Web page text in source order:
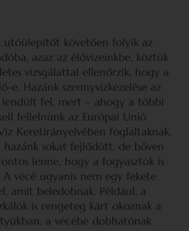
utóülepítőt követően folyik az
azaz az élővizeinkbe, köztük
vizsgálattal ellenőrzik, hogy a
e. Hazánk szennyvízkezelése az
lendült fel, mert – ahogy a többi
fellelnünk az Európai Unió
Keretirányelvében foglaltaknak.
sokat fejlődött, de bőven
lenne, hogy a fogyasztók is
vécé ugyanis nem egy fekete
amit beledobnak. Például, a
is rengeteg kárt okoznak a
a vécébe dobhatónak